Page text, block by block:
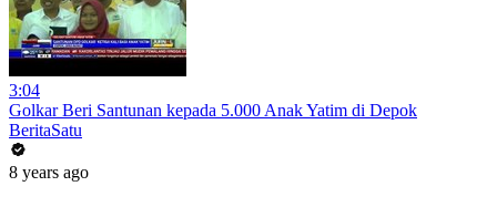
3:04
Golkar Beri Santunan kepada 5.000 Anak Yatim di Depok
BeritaSatu
8 years ago